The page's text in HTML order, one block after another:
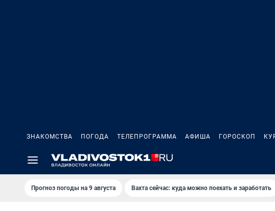
ЗНАКОМСТВА ПОГОДА ТЕЛЕПРОГРАММА АФИША ГОРОСКОП
Прогноз погоды на 9 августа Вахта сейчас: куда можно поехать и заработать